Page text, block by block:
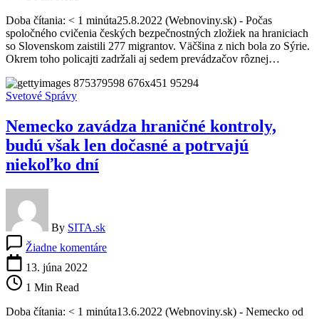
na
hraniciach
so
Slovenskom
zaistila
277
Doba čítania: < 1 minúta25.8.2022 (Webnoviny.sk) - Počas
spoločného cvičenia českých bezpečnostných zložiek na hraniciach
so Slovenskom zaistili 277 migrantov. Väčšina z nich bola zo Sýrie.
Okrem toho policajti zadržali aj sedem prevádzačov rôznej…
Svetové Správy
Nemecko zavádza hraničné kontroly,
budú však len dočasné a potrvajú
niekoľko dní
By SITA.sk
Žiadne komentáreNemecko
13. júna 2022
1 Min Read
Doba čítania: < 1 minúta13.6.2022 (Webnoviny.sk) - Nemecko od